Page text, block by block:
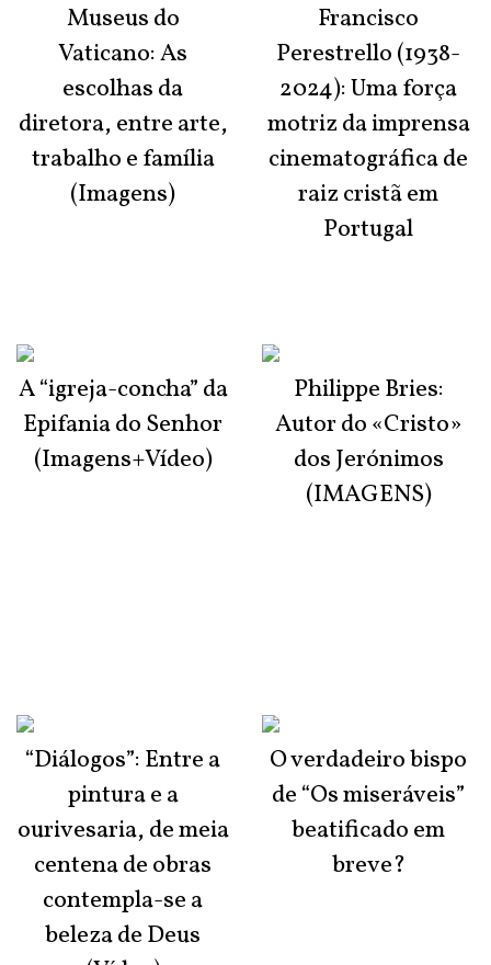
Museus do
Vaticano: As
escolhas da
diretora, entre arte,
trabalho e família
(Imagens)
A “igreja-concha” da
Epifania do Senhor
(Imagens+Vídeo)
“Diálogos”: Entre a
pintura e a
ourivesaria, de meia
centena de obras
contempla-se a
beleza de Deus
Francisco
Perestrello (1938-
2024): Uma força
motriz da imprensa
cinematográfica de
raiz cristã em
Portugal
Philippe Bries:
Autor do «Cristo»
dos Jerónimos
(IMAGENS)
O verdadeiro bispo
de “Os miseráveis”
beatificado em
breve?